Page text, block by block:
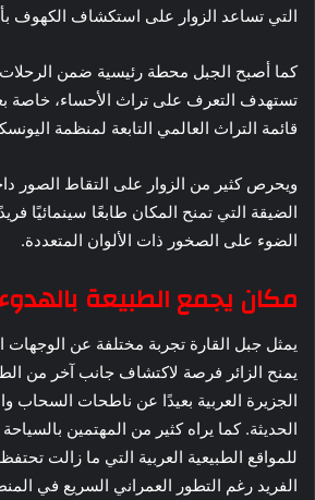
التي تساعد الزوار على استكشاف الكهوف
كما أصبح الجبل محطة رئيسية ضمن الرحلات
تستهدف التعرف على تراث الأحساء، خاصة
قائمة التراث العالمي التابعة لمنظمة
ويحرص كثير من الزوار على التقاط الصور
الضيقة التي تمنح المكان طابعًا سينمائيًا
الضوء على الصخور ذات الألوان المتعددة.
مكان يجمع الطبيعة
يمثل جبل القارة تجربة مختلفة عن الوجهات
يمنح الزائر فرصة لاكتشاف جانب آخر من
الجزيرة العربية بعيدًا عن ناطحات السحاب
الحديثة. كما يراه كثير من المهتمين بالسياحة
للمواقع الطبيعية العربية التي ما زالت
الفريد رغم التطور العمراني السريع في